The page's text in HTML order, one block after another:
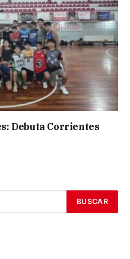
Debuta Corrientes